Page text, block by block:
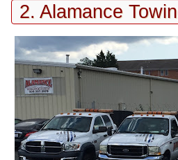
2. Alamance